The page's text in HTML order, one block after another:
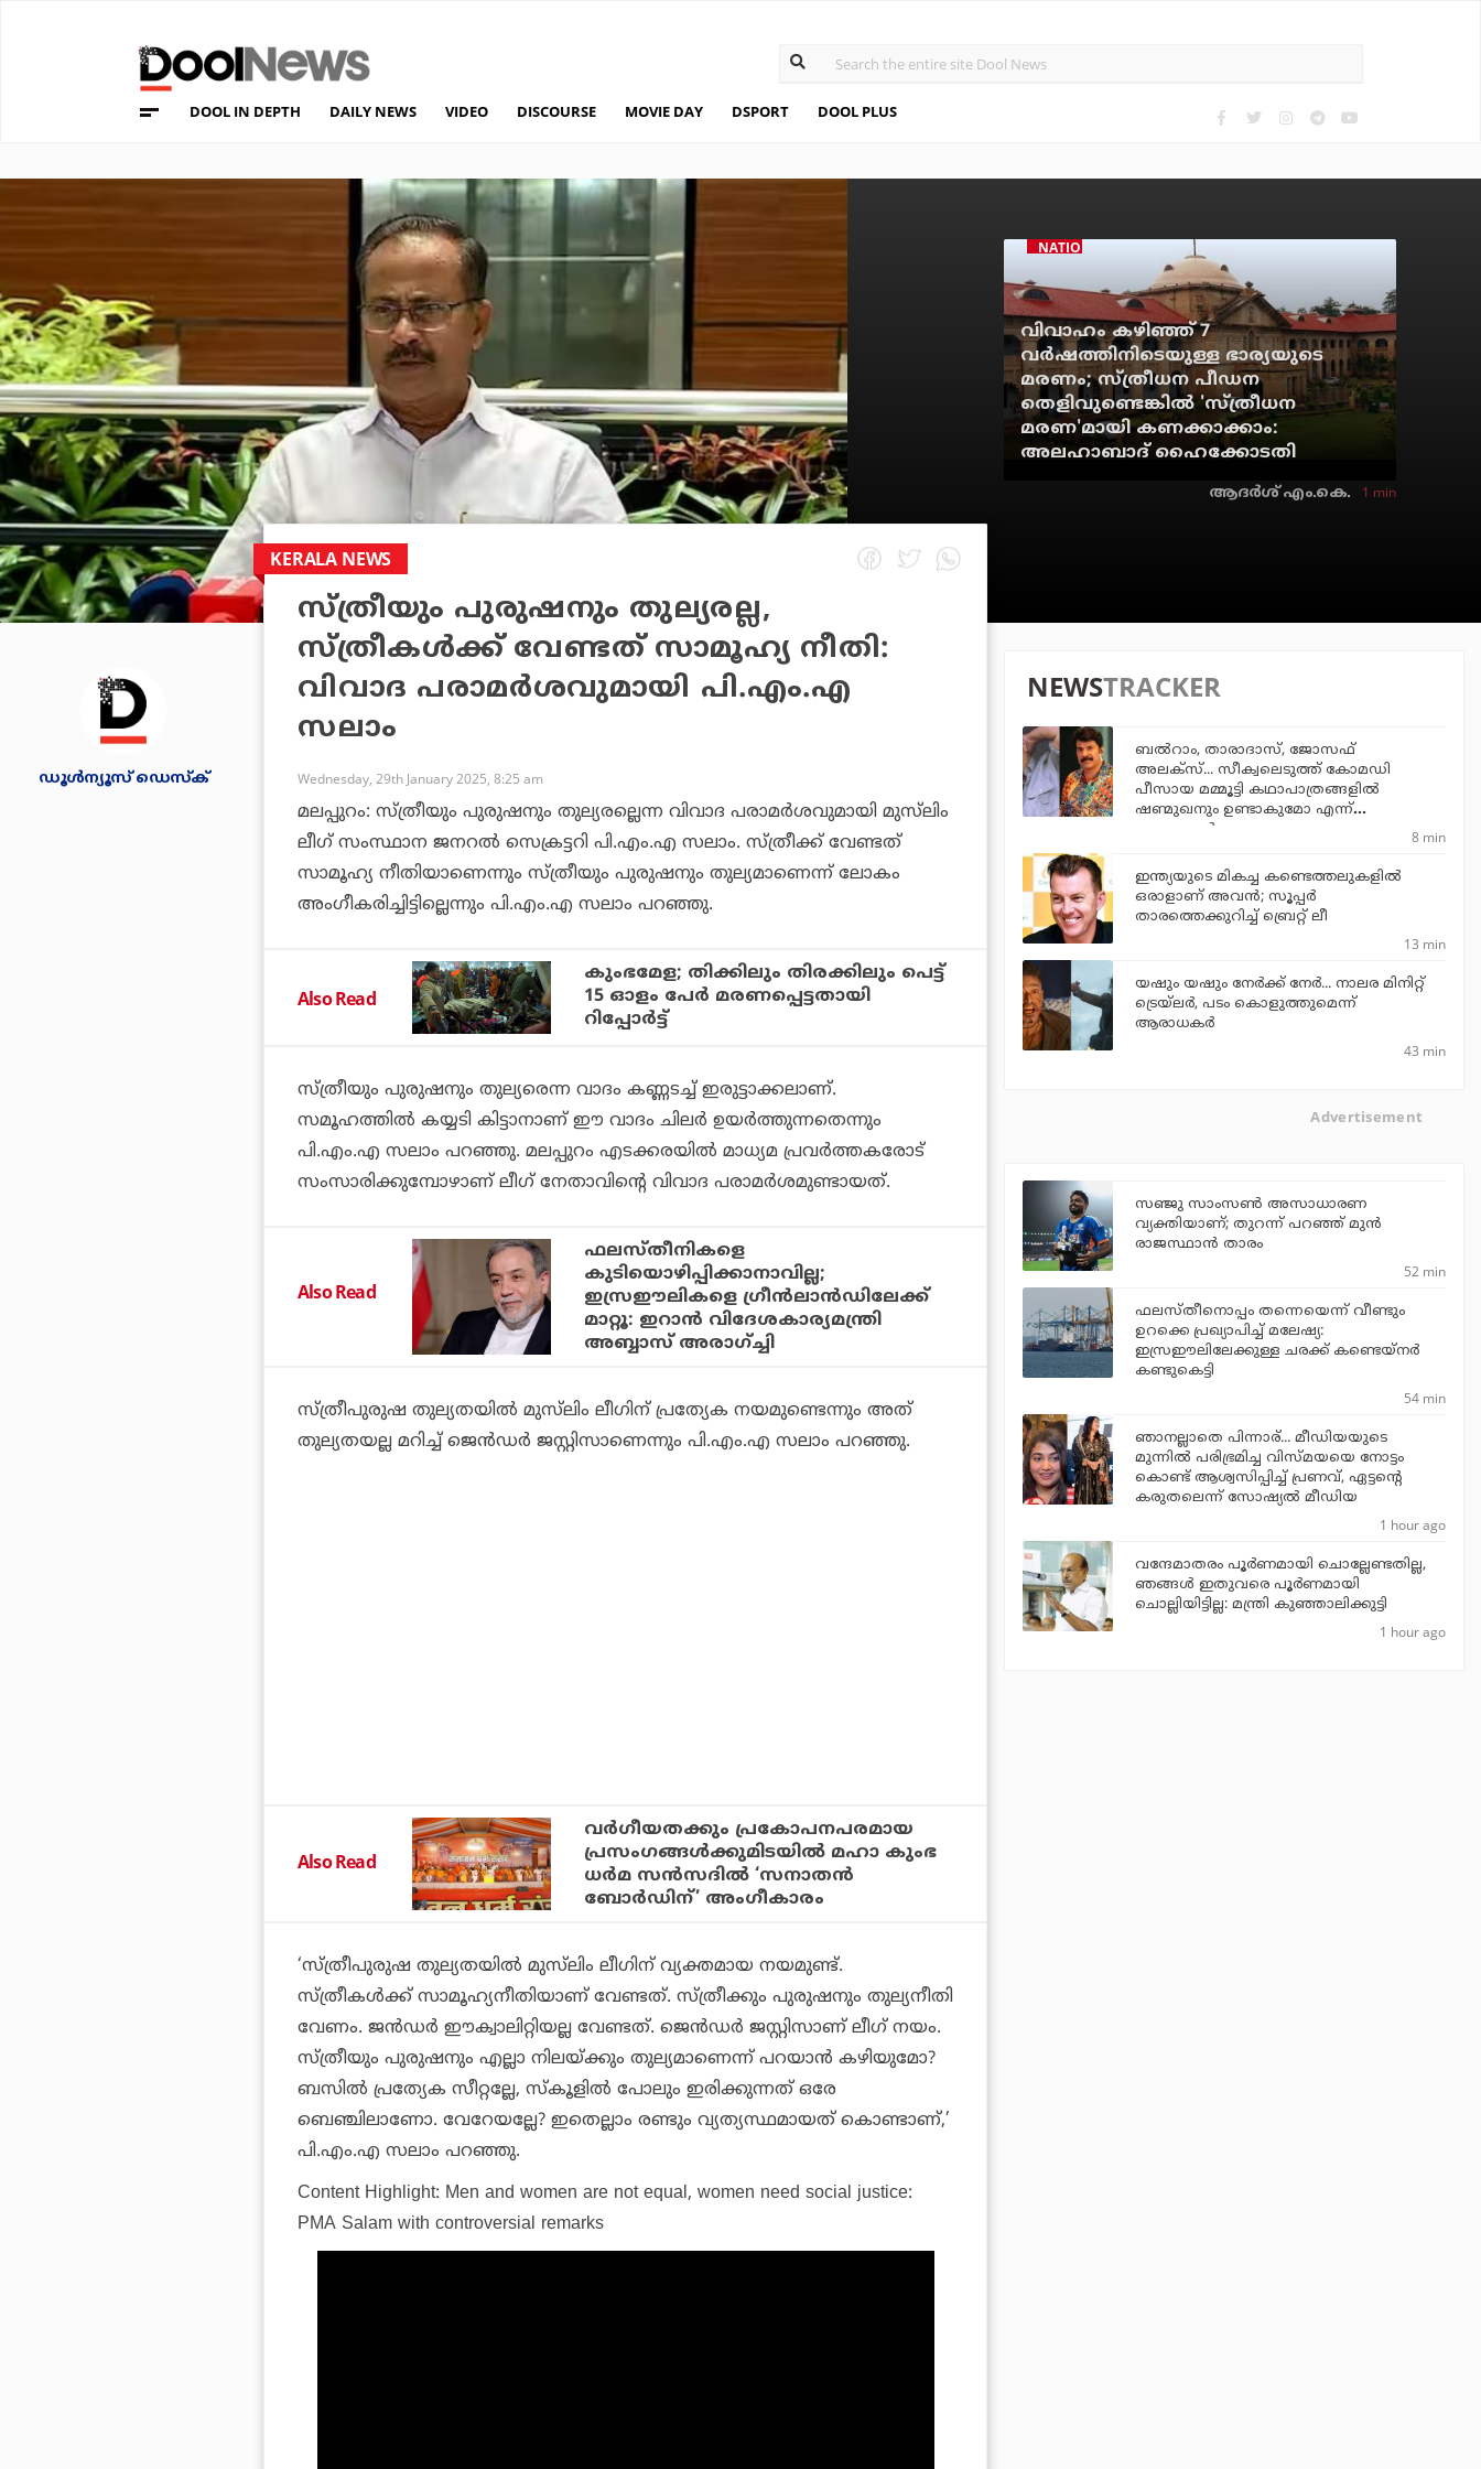
DOOL IN DEPTH DAILY NEWS VIDEO DISCOURSE MOVIE DAY DSPORT DOOL PLUS
NATIONAL NEWS
വിവാഹം കഴിഞ്ഞ് 7
വര്‍ഷത്തിനിടെയുള്ള ഭാര്യയുടെ
മരണം; സ്ത്രീധന പീഡന
തെളിവുണ്ടെങ്കില്‍ 'സ്ത്രീധന
മരണ'മായി കണക്കാക്കാം:
അലഹാബാദ് ഹൈക്കോടതി
ആദർശ് എം.കെ. 1 min
ഡൂള്‍ന്യൂസ് ഡെസ്‌ക്
KERALA NEWS
സ്ത്രീയും പുരുഷനും തുല്യരല്ല,
സ്ത്രീകൾക്ക് വേണ്ടത് സാമൂഹ്യ നീതി:
വിവാദ പരാമർശവുമായി പി.എം.എ
സലാം
Wednesday, 29th January 2025, 8:25 am
മലപ്പുറം: സ്ത്രീയും പുരുഷനും തുല്യരല്ലെന്ന വിവാദ പരാമർശവുമായി മുസ്‌ലിം
ലീഗ് സംസ്ഥാന ജനറൽ സെക്രട്ടറി പി.എം.എ സലാം. സ്ത്രീക്ക് വേണ്ടത്
സാമൂഹ്യ നീതിയാണെന്നും സ്ത്രീയും പുരുഷനും തുല്യമാണെന്ന് ലോകം
അംഗീകരിച്ചിട്ടില്ലെന്നും പി.എം.എ സലാം പറഞ്ഞു.
Also Read
കുംഭമേള; തിക്കിലും തിരക്കിലും പെട്ട്
15 ഓളം പേർ മരണപ്പെട്ടതായി
റിപ്പോർട്ട്
സ്ത്രീയും പുരുഷനും തുല്യരെന്ന വാദം കണ്ണടച്ച് ഇരുട്ടാക്കലാണ്.
സമൂഹത്തിൽ കയ്യടി കിട്ടാനാണ് ഈ വാദം ചിലർ ഉയർത്തുന്നതെന്നും
പി.എം.എ സലാം പറഞ്ഞു. മലപ്പുറം എടക്കരയിൽ മാധ്യമ പ്രവർത്തകരോട്
സംസാരിക്കുമ്പോഴാണ് ലീ​ഗ് നേതാവിൻ്റെ വിവാദ പരാമർശമുണ്ടായത്.
Also Read
ഫലസ്തീനികളെ
കുടിയൊഴിപ്പിക്കാനാവില്ല;
ഇസ്രഈലികളെ ഗ്രീന്‍ലാന്‍ഡിലേക്ക്
മാറ്റൂ: ഇറാന്‍ വിദേശകാര്യമന്ത്രി
അബ്ബാസ് അരാഗ്ച്ചി
സ്ത്രീപുരുഷ തുല്യതയിൽ മുസ്‌ലിം ലീഗിന് പ്രത്യേക നയമുണ്ടെന്നും അത്
തുല്യതയല്ല മറിച്ച് ജെൻഡർ ജസ്റ്റിസാണെന്നും പി.എം.എ സലാം പറഞ്ഞു.
Also Read
വർഗീയതക്കും പ്രകോപനപരമായ
പ്രസംഗങ്ങൾക്കുമിടയിൽ മഹാ കുംഭ
ധർമ സൻസദിൽ ‘സനാതൻ
ബോർഡിന്’ അംഗീകാരം
‘സ്ത്രീപുരുഷ തുല്യതയിൽ മുസ്‌ലിം ലീഗിന് വ്യക്തമായ നയമുണ്ട്.
സ്ത്രീകൾക്ക് സാമൂഹ്യനീതിയാണ് വേണ്ടത്. സ്ത്രീക്കും പുരുഷനും തുല്യനീതി
വേണം. ജൻഡർ ഈക്വാലിറ്റിയല്ല വേണ്ടത്. ജെൻഡർ ജസ്റ്റിസാണ് ലീഗ് നയം.
സ്ത്രീയും പുരുഷനും എല്ലാ നിലയ്ക്കും തുല്യമാണെന്ന് പറയാൻ കഴിയുമോ?
ബസിൽ പ്രത്യേക സീറ്റല്ലേ, സ്കൂളിൽ പോലും ഇരിക്കുന്നത് ഒരേ
ബെഞ്ചിലാണോ. വേറേയല്ലേ? ഇതെല്ലാം രണ്ടും വ്യത്യസ്ഥമായത് കൊണ്ടാണ്,’
പി.എം.എ സലാം പറഞ്ഞു.
Content Highlight: Men and women are not equal, women need social justice:
PMA Salam with controversial remarks
NEWSTRACKER
ബല്‍റാം, താരാദാസ്, ജോസഫ്
അലക്‌സ്... സീക്വലെടുത്ത് കോമഡി
പീസായ മമ്മൂട്ടി കഥാപാത്രങ്ങളില്‍
ഷണ്മുഖനും ഉണ്ടാകുമോ എന്ന്
ആരാധകര്‍
8 min
ഇന്ത്യയുടെ മികച്ച കണ്ടെത്തലുകളില്‍
ഒരാളാണ് അവന്‍; സൂപ്പര്‍
താരത്തെക്കുറിച്ച് ബ്രെറ്റ് ലീ
13 min
യഷും യഷും നേര്‍ക്ക് നേര്‍... നാലര മിനിറ്റ്
ട്രെയ്‌ലര്‍, പടം കൊളുത്തുമെന്ന്
ആരാധകര്‍
43 min
Advertisement
സഞ്ജു സാംസണ്‍ അസാധാരണ
വ്യക്തിയാണ്; തുറന്ന് പറഞ്ഞ് മുന്‍
രാജസ്ഥാന്‍ താരം
52 min
ഫലസ്തീനൊപ്പം തന്നെയെന്ന് വീണ്ടും
ഉറക്കെ പ്രഖ്യാപിച്ച് മലേഷ്യ:
ഇസ്രഈലിലേക്കുള്ള ചരക്ക് കണ്ടെയ്‌നര്‍
കണ്ടുകെട്ടി
54 min
ഞാനല്ലാതെ പിന്നാര്... മീഡിയയുടെ
മുന്നില്‍ പരിഭ്രമിച്ച വിസ്മയയെ നോട്ടം
കൊണ്ട് ആശ്വസിപ്പിച്ച് പ്രണവ്, ഏട്ടന്റെ
കരുതലെന്ന് സോഷ്യല്‍ മീഡിയ
1 hour ago
വന്ദേമാതരം പൂര്‍ണമായി ചൊല്ലേണ്ടതില്ല,
ഞങ്ങള്‍ ഇതുവരെ പൂര്‍ണമായി
ചൊല്ലിയിട്ടില്ല: മന്ത്രി കുഞ്ഞാലിക്കുട്ടി
1 hour ago